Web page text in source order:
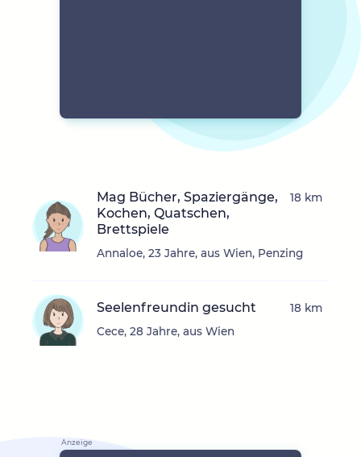
Mag Bücher, Spaziergänge,
Kochen, Quatschen,
Brettspiele
Annaloe, 23 Jahre, aus Wien, Penzing
18 km
Seelenfreundin gesucht
Cece, 28 Jahre, aus Wien
18 km